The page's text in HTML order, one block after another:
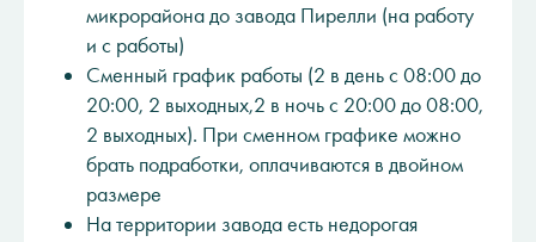
микрорайона до завода Пирелли (на работу
и с работы)
Сменный график работы (2 в день с 08:00 до
20:00, 2 выходных,2 в ночь с 20:00 до 08:00,
2 выходных). При сменном графике можно
брать подработки, оплачиваются в двойном
размере
На территории завода есть недорогая